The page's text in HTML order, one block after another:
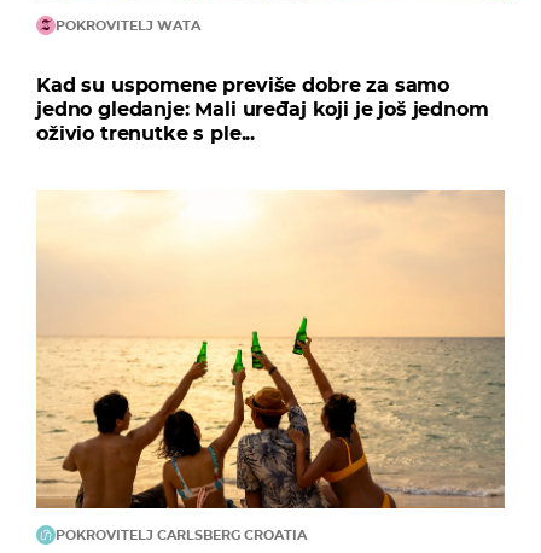
POKROVITELJ WATA
Kad su uspomene previše dobre za samo
jedno gledanje: Mali uređaj koji je još jednom
oživio trenutke s ple...
POKROVITELJ CARLSBERG CROATIA